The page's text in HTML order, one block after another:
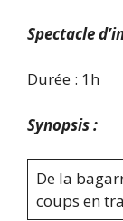
Spectacle
Durée : 1h
Synopsis :
De la
coups en